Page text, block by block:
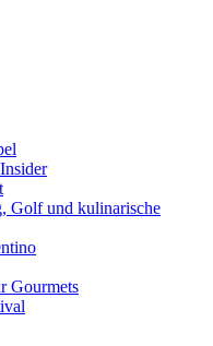
Golf und kulinarische
Gourmets